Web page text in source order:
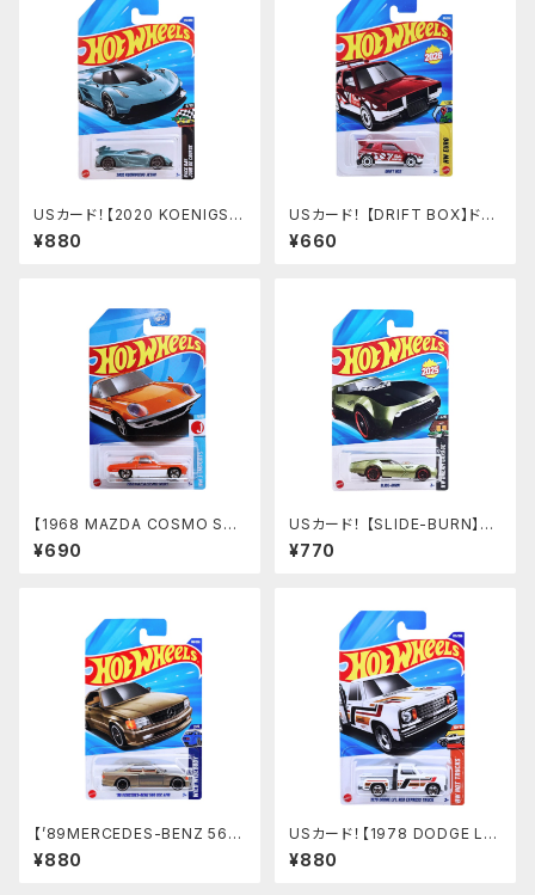
USカード！【2020 KOENIGSE
GG JESKO】MET.BULE
¥880
USカード！ 【DRIFT BOX】ドリ
フトボックス
¥660
【1968 MAZDA COSMO SP
ORT】オレンジ
¥690
USカード！ 【SLIDE-BURN】グ
リーン
¥770
【’89MERCEDES-BENZ 560
SEC AMG】シルバーゴールド
¥880
USカード！【1978 DODGE L
I'L RED EXPRESS TRUCK】
ホワイト
¥880